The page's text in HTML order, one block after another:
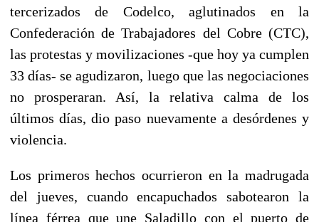
tercerizados de Codelco, aglutinados en la
Confederación de Trabajadores del Cobre (CTC),
las protestas y movilizaciones -que hoy ya cumplen
33 días- se agudizaron, luego que las negociaciones
no prosperaran. Así, la relativa calma de los
últimos días, dio paso nuevamente a desórdenes y
violencia.
Los primeros hechos ocurrieron en la madrugada
del jueves, cuando encapuchados sabotearon la
línea férrea que une Saladillo con el puerto de